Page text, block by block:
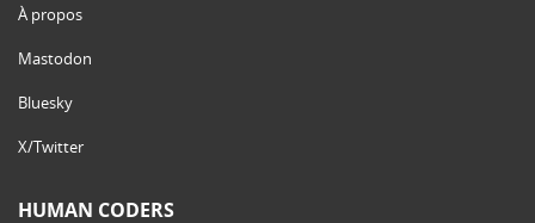
À propos
Mastodon
Bluesky
X/Twitter
HUMAN CODERS